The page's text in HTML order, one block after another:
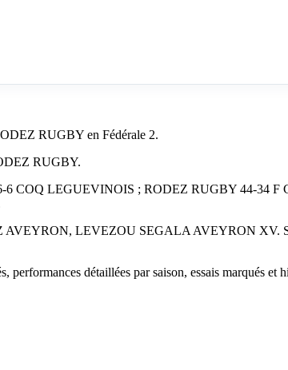
RUGBY en Fédérale 2.
RUGBY.
6 COQ LEGUEVINOIS ; RODEZ RUGBY 44-
LEVEZOU SEGALA AVEYRON XV.
détaillées par saison, essais marqués et